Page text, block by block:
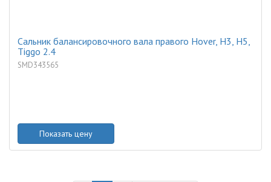
Сальник балансировочного вала правого Hover, H3, H5,
Tiggo 2.4
SMD343565
Показать цену